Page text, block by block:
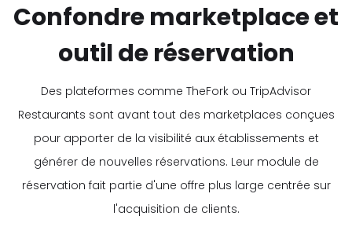
Confondre marketplace et
outil de réservation
Des plateformes comme TheFork ou TripAdvisor
Restaurants sont avant tout des marketplaces conçues
pour apporter de la visibilité aux établissements et
générer de nouvelles réservations. Leur module de
réservation fait partie d'une offre plus large centrée sur
l'acquisition de clients.